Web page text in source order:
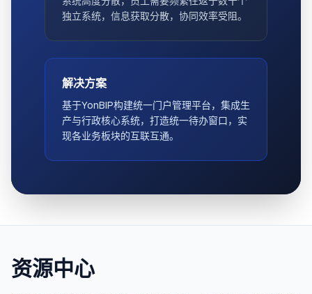
独立系统，信息获取分散，协同效率受阻。
解决方案
基于YonBIP构建统一门户管理平台，集成生
产与行政核心系统，打造统一待办窗口，实
现各业务板块的互联互通。
资源中心